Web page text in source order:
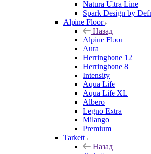
Natura Ultra Line
Spark Design by
Alpine Floor
Назад
Alpine Floor
Aura
Herringbone 12
Herringbone 8
Intensity
Aqua Life
Aqua Life XL
Albero
Legno Extra
Milango
Premium
Tarkett
Назад